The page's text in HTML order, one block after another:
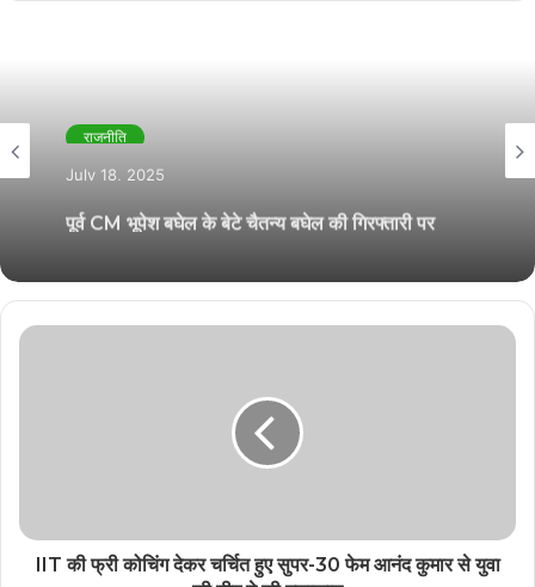
राजनीति
July 18, 2025
BJP प्रवक्ता राधिका खेड़ा ने कसा तंज
IIT की फ्री कोचिंग देकर चर्चित हुए सुपर-30 फेम आनंद कुमार से युवा